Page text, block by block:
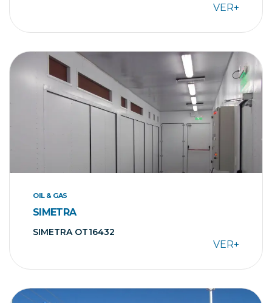
VER+
OIL & GAS
SIMETRA
SIMETRA OT16432
VER+